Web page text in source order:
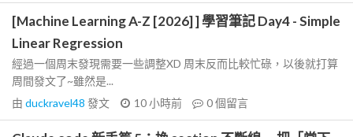
[Machine Learning A-Z [2026] ] 學習筆記 Day4 - Simple
Linear Regression
經過一個周末發現需要一些調整XD 周末反而比較忙碌，以後就打算
周間發文了~雖然是...
由 duckravel48 發文 10 小時前 0個留言